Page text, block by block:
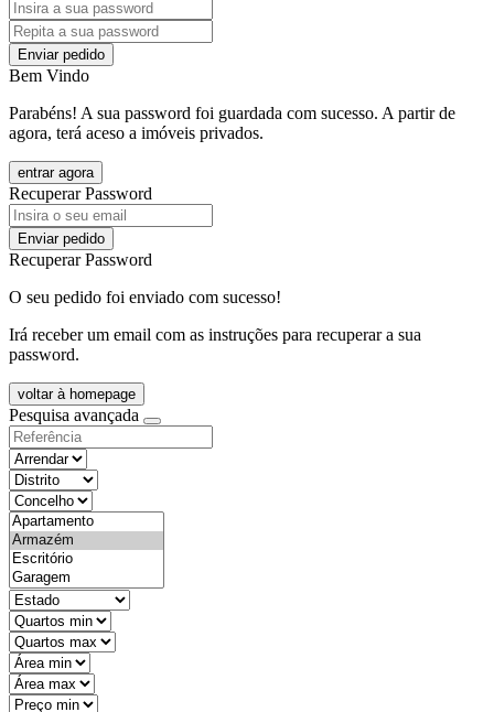
Enviar pedido
Bem Vindo
Parabéns! A sua password foi guardada com sucesso. A partir de
agora, terá aceso a imóveis privados.
entrar agora
Recuperar Password
Enviar pedido
Recuperar Password
O seu pedido foi enviado com sucesso!
Irá receber um email com as instruções para recuperar a sua
password.
voltar à homepage
Pesquisa avançada
objective
districtId
countyId
types
state
mintypo
maxtypo
minarea
maxarea
minprice